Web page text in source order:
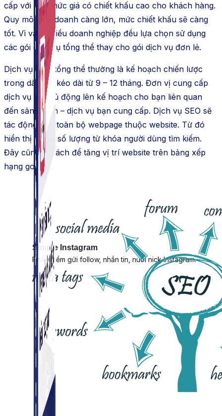
Simple Instagram
Phần mềm gửi follow, nhắn tin, nuôi nick Instagram.
cấp với một mức giá có chiết khấu cao cho khách hàng.
Quy mô kinh doanh càng lớn, mức chiết khấu sẽ càng
tốt. Vì vậy, nhiều doanh nghiệp đều lựa chọn sử dụng
các gói dịch vụ tổng thể thay cho gói dịch vụ đơn lẻ.
Dịch vụ SEO tổng thể thường là kế hoạch chiến lược
trong dài hạn kéo dài từ 9 – 12 tháng. Đơn vị cung cấp
dịch vụ sẽ chủ động lên kế hoạch cho bạn liên quan
đến sản phẩm – dịch vụ bạn cung cấp. Dịch vụ SEO sẽ
tác động đến toàn bộ webpage thuộc website. Từ đó
hiển thị tối đa số lượng từ khóa người dùng tìm kiếm.
Đây cũng là cách để tăng vị trí website trên bảng xếp
hạng google.